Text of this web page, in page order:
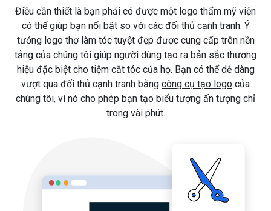
Điều cần thiết là bạn phải có được một logo thẩm mỹ viện
có thể giúp bạn nổi bật so với các đối thủ cạnh tranh. Ý
tưởng logo thợ làm tóc tuyệt đẹp được cung cấp trên nền
tảng của chúng tôi giúp người dùng tạo ra bản sắc thương
hiệu đặc biệt cho tiệm cắt tóc của họ. Bạn có thể dễ dàng
vượt qua đối thủ cạnh tranh bằng công cụ tạo logo của
chúng tôi, vì nó cho phép bạn tạo biểu tượng ấn tượng chỉ
trong vài phút.